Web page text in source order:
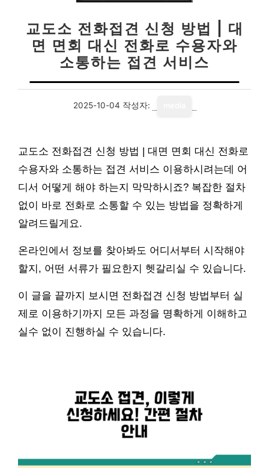
교도소 전화접견 신청 방법 | 대
면 면회 대신 전화로 수용자와
소통하는 접견 서비스
2025-10-04 작성자:
교도소 전화접견 신청 방법 | 대면 면회 대신 전화로
수용자와 소통하는 접견 서비스 이용하시려는데 어
디서 어떻게 해야 하는지 막막하시죠? 복잡한 절차
없이 바로 전화로 소통할 수 있는 방법을 정확하게
알려드릴게요.
온라인에서 정보를 찾아봐도 어디서부터 시작해야
할지, 어떤 서류가 필요한지 헷갈리실 수 있습니다.
이 글을 끝까지 보시면 전화접견 신청 방법부터 실
제로 이용하기까지 모든 과정을 명확하게 이해하고
실수 없이 진행하실 수 있습니다.